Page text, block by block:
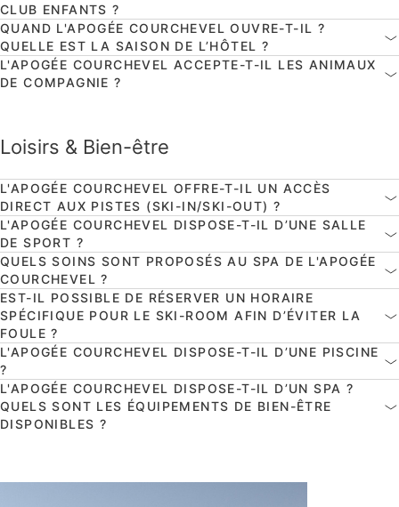
CLUB ENFANTS ?
QUAND L'APOGÉE COURCHEVEL OUVRE-T-IL ?
QUELLE EST LA SAISON DE L’HÔTEL ?
L'APOGÉE COURCHEVEL ACCEPTE-T-IL LES ANIMAUX
DE COMPAGNIE ?
Loisirs & Bien-être
L'APOGÉE COURCHEVEL OFFRE-T-IL UN ACCÈS
DIRECT AUX PISTES (SKI-IN/SKI-OUT) ?
L'APOGÉE COURCHEVEL DISPOSE-T-IL D’UNE SALLE
DE SPORT ?
QUELS SOINS SONT PROPOSÉS AU SPA DE L'APOGÉE
COURCHEVEL ?
EST-IL POSSIBLE DE RÉSERVER UN HORAIRE
SPÉCIFIQUE POUR LE SKI-ROOM AFIN D’ÉVITER LA
FOULE ?
L'APOGÉE COURCHEVEL DISPOSE-T-IL D’UNE PISCINE
?
L'APOGÉE COURCHEVEL DISPOSE-T-IL D’UN SPA ?
QUELS SONT LES ÉQUIPEMENTS DE BIEN-ÊTRE
DISPONIBLES ?